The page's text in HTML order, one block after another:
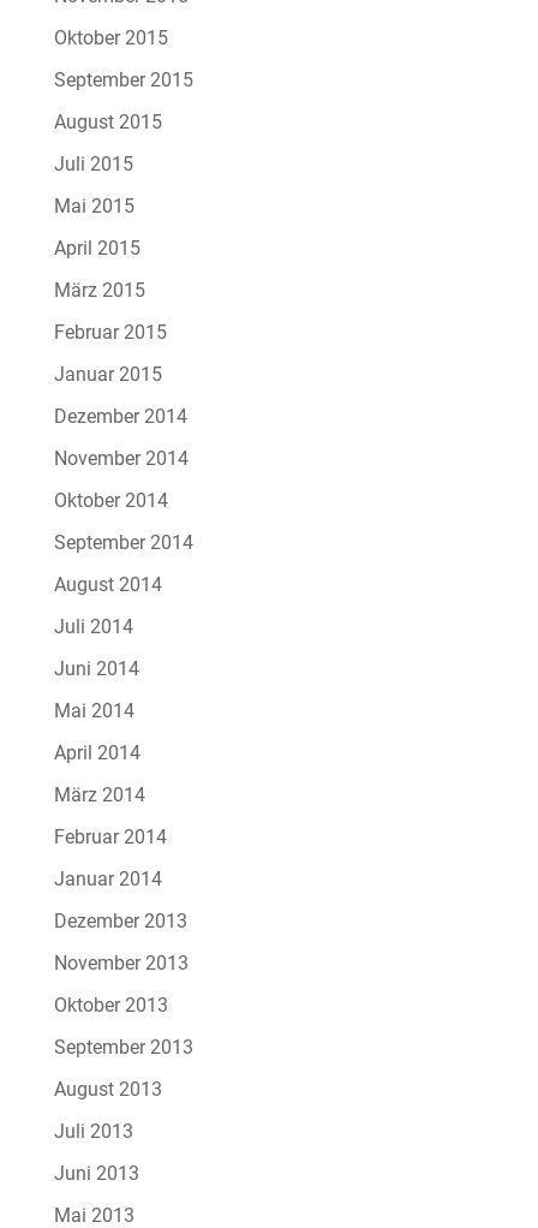
Oktober 2015
September 2015
August 2015
Juli 2015
Mai 2015
April 2015
März 2015
Februar 2015
Januar 2015
Dezember 2014
November 2014
Oktober 2014
September 2014
August 2014
Juli 2014
Juni 2014
Mai 2014
April 2014
März 2014
Februar 2014
Januar 2014
Dezember 2013
November 2013
Oktober 2013
September 2013
August 2013
Juli 2013
Juni 2013
Mai 2013